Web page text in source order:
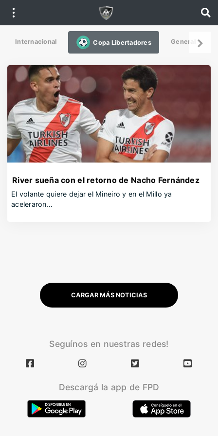
Internacional Copa Libertadores General
River sueña con el retorno de Nacho Fernández
El volante quiere dejar el Mineiro y en el Millo ya
aceleraron…
CARGAR MÁS NOTICIAS
Seguínos en nuestras redes!
Descargá la app de FPD